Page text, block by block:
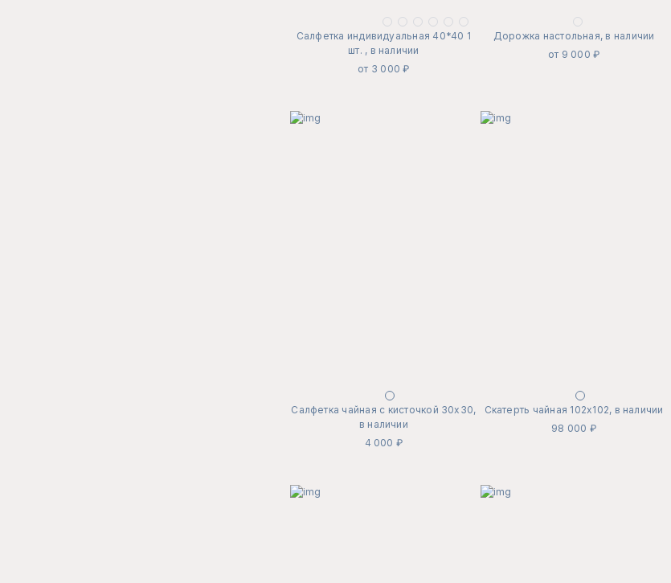
Салфетка индивидуальная 40*40 1
шт. , в наличии
от 3 000 ₽
Дорожка настольная, в наличии
от 9 000 ₽
Салфетка чайная с кисточкой 30х30,
в наличии
4 000 ₽
Скатерть чайная 102х102, в наличии
98 000 ₽